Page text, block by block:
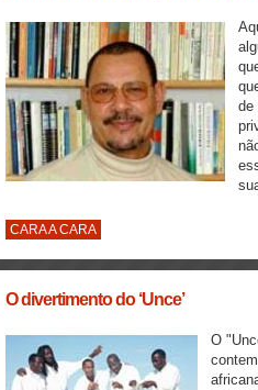
de
CARA A CARA
O divertimento do ‘Unce’
O